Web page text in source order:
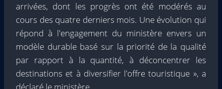
arrivées, dont les progrès ont été modérés au
cours des quatre derniers mois. Une évolution qui
répond à l'engagement du ministère envers un
modèle durable basé sur la priorité de la qualité
par rapport à la quantité, à déconcentrer les
destinations et à diversifier l'offre touristique », a